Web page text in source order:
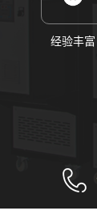
经验丰富